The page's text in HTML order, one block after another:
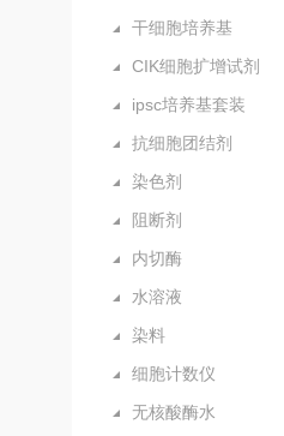
干细胞培养基
CIK细胞扩增试剂
ipsc培养基套装
抗细胞团结剂
染色剂
阻断剂
内切酶
水溶液
染料
细胞计数仪
无核酸酶水